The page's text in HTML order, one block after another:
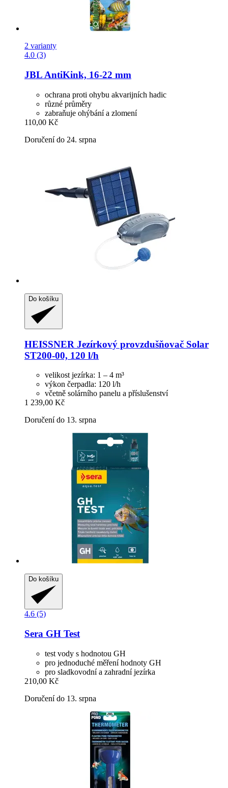
2 varianty
4.0 (3)
JBL AntiKink, 16-​22 mm
ochrana proti ohybu akvarijních hadic
různé průměry
zabraňuje ohýbání a zlomení
110,00 Kč
Doručení do 24. srpna
Do košíku
HEISSNER Jezírkový provzdušňovač Solar
ST200-​00, 120 l/h
velikost jezírka: 1 – 4 m³
výkon čerpadla: 120 l/h
včetně solárního panelu a příslušenství
1 239,00 Kč
Doručení do 13. srpna
Do košíku
4.6 (5)
Sera GH Test
test vody s hodnotou GH
pro jednoduché měření hodnoty GH
pro sladkovodní a zahradní jezírka
210,00 Kč
Doručení do 13. srpna